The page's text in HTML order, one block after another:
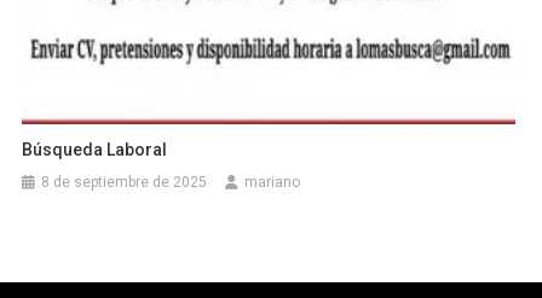
Búsqueda Laboral
8 de septiembre de 2025 mariano